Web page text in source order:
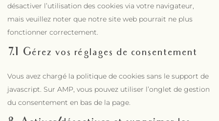
désactiver l’utilisation des cookies via votre navigateur,
mais veuillez noter que notre site web pourrait ne plus
fonctionner correctement.
7.1 Gérez vos réglages de consentement
Vous avez chargé la politique de cookies sans le support de
javascript. Sur AMP, vous pouvez utiliser l’onglet de gestion
du consentement en bas de la page.